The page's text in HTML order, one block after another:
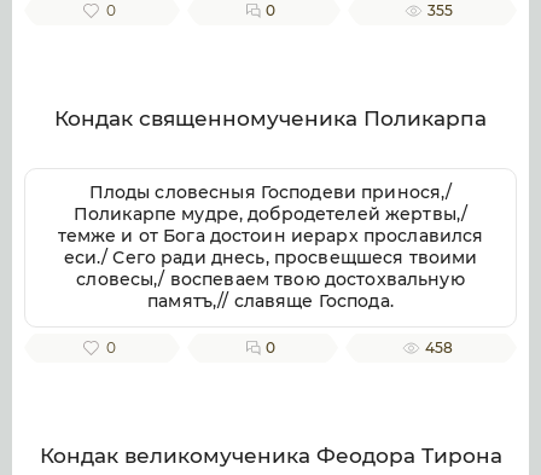
0 0 355
Кондак священномученика Поликарпа
Плоды словесныя Господеви принося,/
Поликарпе мудре, добродетелей жертвы,/
темже и от Бога достоин иерарх прославился
еси./ Сего ради днесь, просвещшеся твоими
словесы,/ воспеваем твою достохвальную
памятъ,// славяще Господа.
0 0 458
Кондак великомученика Феодора Тирона